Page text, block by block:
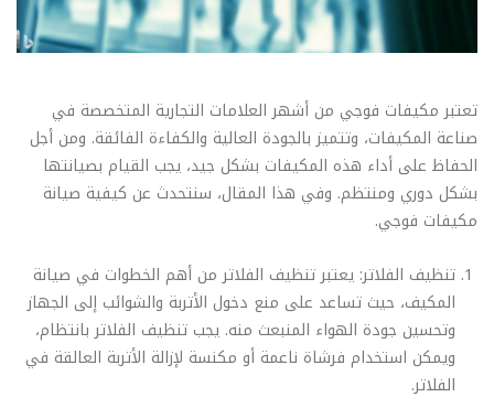
تعتبر مكيفات فوجي من أشهر العلامات التجارية المتخصصة في
صناعة المكيفات، وتتميز بالجودة العالية والكفاءة الفائقة. ومن أجل
الحفاظ على أداء هذه المكيفات بشكل جيد، يجب القيام بصيانتها
بشكل دوري ومنتظم. وفي هذا المقال، سنتحدث عن كيفية صيانة
مكيفات فوجي.
تنظيف الفلاتر: يعتبر تنظيف الفلاتر من أهم الخطوات في صيانة
المكيف، حيث تساعد على منع دخول الأتربة والشوائب إلى الجهاز
وتحسين جودة الهواء المنبعث منه. يجب تنظيف الفلاتر بانتظام،
ويمكن استخدام فرشاة ناعمة أو مكنسة لإزالة الأتربة العالقة في
الفلاتر.